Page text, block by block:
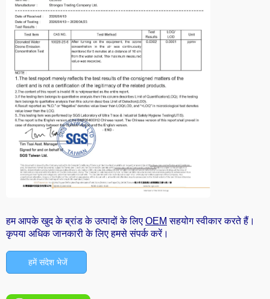
हम आपके खुद के ब्रांड के उत्पादों के लिए OEM सहयोग स्वीकार करते हैं।
कृपया अधिक जानकारी के लिए हमसे संपर्क करें।
हमें संदेश भेजें